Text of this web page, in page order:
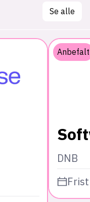
Se alle
Anbefalt
DNB